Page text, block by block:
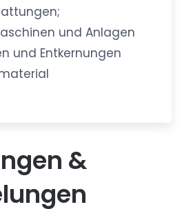
und Anlagen
und Entkernungen
&